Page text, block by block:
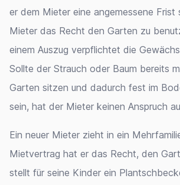
er dem Mieter eine angemessene
Mieter das Recht den Garten zu
einem Auszug verpflichtet die
Sollte der Strauch oder Baum bereits
Garten sitzen und dadurch fest im
sein, hat der Mieter keinen Anspruch
Ein neuer Mieter zieht in ein
Mietvertrag hat er das Recht, den
stellt für seine Kinder ein